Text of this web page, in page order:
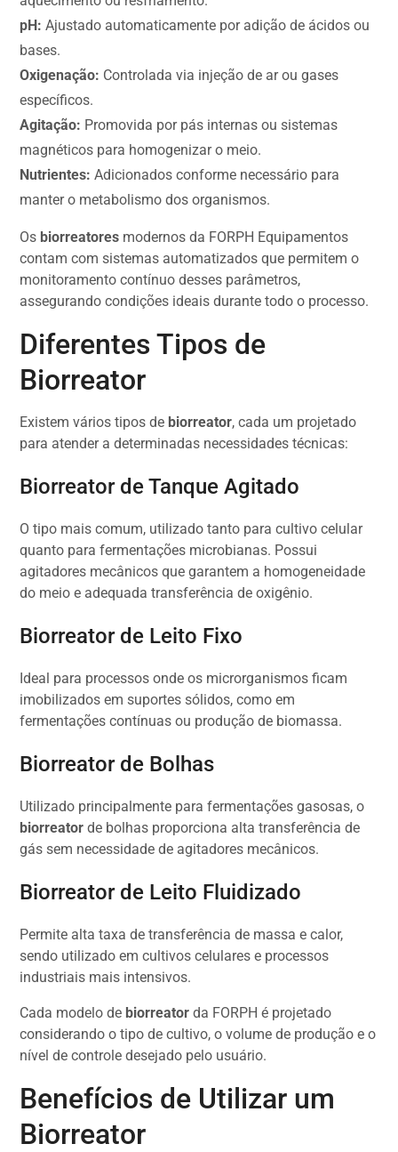
pH: Ajustado automaticamente por adição de ácidos ou
bases.
Oxigenação: Controlada via injeção de ar ou gases
específicos.
Agitação: Promovida por pás internas ou sistemas
magnéticos para homogenizar o meio.
Nutrientes: Adicionados conforme necessário para
manter o metabolismo dos organismos.
Os biorreatores modernos da FORPH Equipamentos
contam com sistemas automatizados que permitem o
monitoramento contínuo desses parâmetros,
assegurando condições ideais durante todo o processo.
Diferentes Tipos de
Biorreator
Existem vários tipos de biorreator, cada um projetado
para atender a determinadas necessidades técnicas:
Biorreator de Tanque Agitado
O tipo mais comum, utilizado tanto para cultivo celular
quanto para fermentações microbianas. Possui
agitadores mecânicos que garantem a homogeneidade
do meio e adequada transferência de oxigênio.
Biorreator de Leito Fixo
Ideal para processos onde os microrganismos ficam
imobilizados em suportes sólidos, como em
fermentações contínuas ou produção de biomassa.
Biorreator de Bolhas
Utilizado principalmente para fermentações gasosas, o
biorreator de bolhas proporciona alta transferência de
gás sem necessidade de agitadores mecânicos.
Biorreator de Leito Fluidizado
Permite alta taxa de transferência de massa e calor,
sendo utilizado em cultivos celulares e processos
industriais mais intensivos.
Cada modelo de biorreator da FORPH é projetado
considerando o tipo de cultivo, o volume de produção e o
nível de controle desejado pelo usuário.
Benefícios de Utilizar um
Biorreator